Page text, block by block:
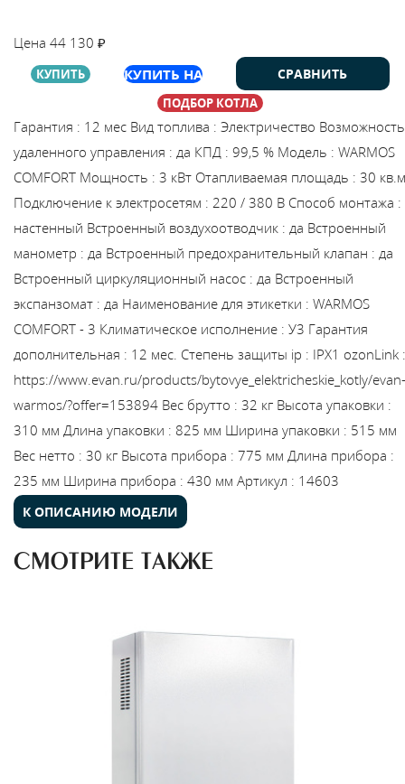
Цена 44 130 ₽
КУПИТЬ КУПИТЬ НА СРАВНИТЬ
ПОДБОР КОТЛА
Гарантия : 12 мес Вид топлива : Электричество Возможность
удаленного управления : да КПД : 99,5 % Модель : WARMOS
COMFORT Мощность : 3 кВт Отапливаемая площадь : 30 кв.м
Подключение к электросетям : 220 / 380 В Способ монтажа :
настенный Встроенный воздухоотводчик : да Встроенный
манометр : да Встроенный предохранительный клапан : да
Встроенный циркуляционный насос : да Встроенный
экспанзомат : да Наименование для этикетки : WARMOS
COMFORT - 3 Климатическое исполнение : У3 Гарантия
дополнительная : 12 мес. Степень защиты ip : IPX1 ozonLink :
https://www.evan.ru/products/bytovye_elektricheskie_kotly/evan-
warmos/?offer=153894 Вес брутто : 32 кг Высота упаковки :
310 мм Длина упаковки : 825 мм Ширина упаковки : 515 мм
Вес нетто : 30 кг Высота прибора : 775 мм Длина прибора :
235 мм Ширина прибора : 430 мм Артикул : 14603
К ОПИСАНИЮ МОДЕЛИ
СМОТРИТЕ ТАКЖЕ